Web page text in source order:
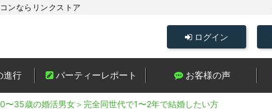
ンならリンクストア
ログイン
進行 パーティーレポート お客様の声
〜35歳の婚活男女＞完全同世代で1〜2年で結婚したい方